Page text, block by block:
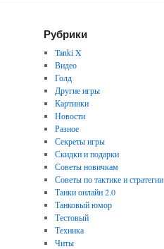
Рубрики
Tanki X
Видео
Голд
Другие игры
Картинки
Новости
Разное
Секреты игры
Скидки и подарки
Советы новичкам
Советы по тактике и стратегии
Танки онлайн 2.0
Танковый юмор
Тестовый
Техника
Читы